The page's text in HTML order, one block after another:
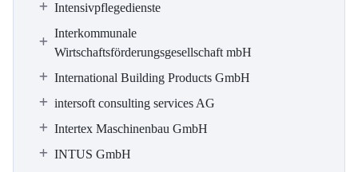
Intensivpflegedienste
Interkommunale
Wirtschaftsförderungsgesellschaft mbH
International Building Products GmbH
intersoft consulting services AG
Intertex Maschinenbau GmbH
INTUS GmbH